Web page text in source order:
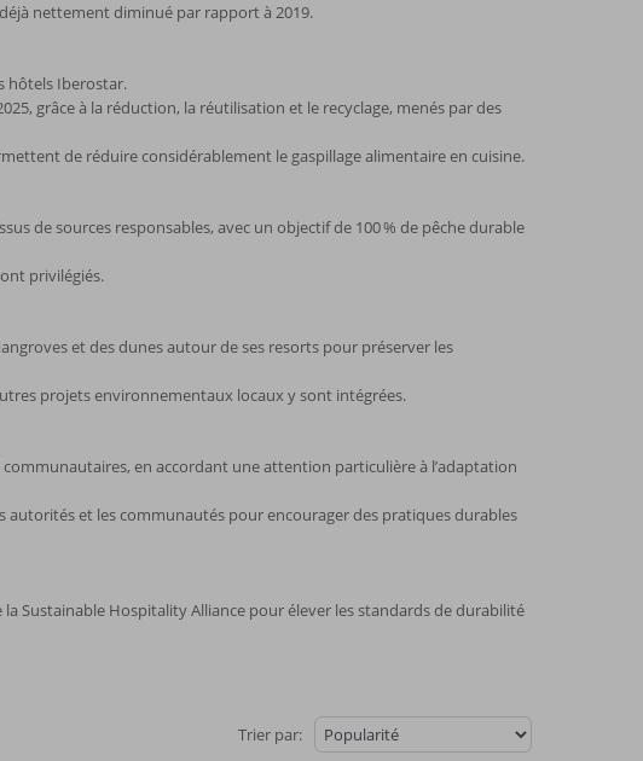
déjà nettement diminué par rapport à 2019.
hôtels Iberostar.
grâce à la réduction, la réutilisation et le recyclage, menés par des
de réduire considérablement le gaspillage alimentaire en cuisine.
de sources responsables, avec un objectif de 100 % de pêche durable
privilégiés.
et des dunes autour de ses resorts pour préserver les
projets environnementaux locaux y sont intégrées.
en accordant une attention particulière à l’adaptation
autorités et les communautés pour encourager des pratiques durables
Sustainable Hospitality Alliance pour élever les standards de durabilité
Trier par: